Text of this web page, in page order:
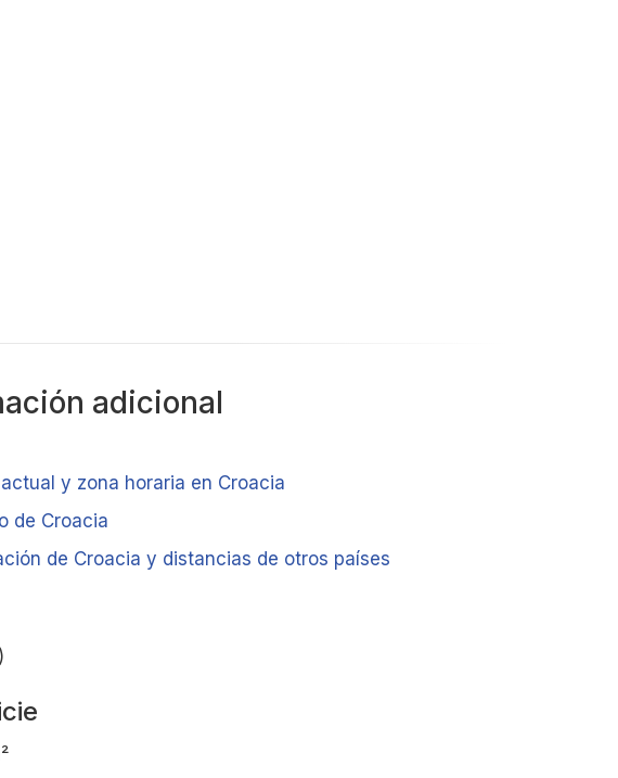
adicional
y zona horaria en Croacia
de Croacia
de Croacia y distancias de otros países